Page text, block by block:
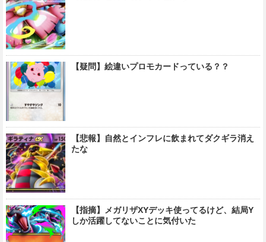
【疑問】絵違いプロモカードっている？？
【悲報】自然とインフレに飲まれてダクギラ消え
たな
【指摘】メガリザXYデッキ使ってるけど、結局Y
しか活躍してないことに気付いた